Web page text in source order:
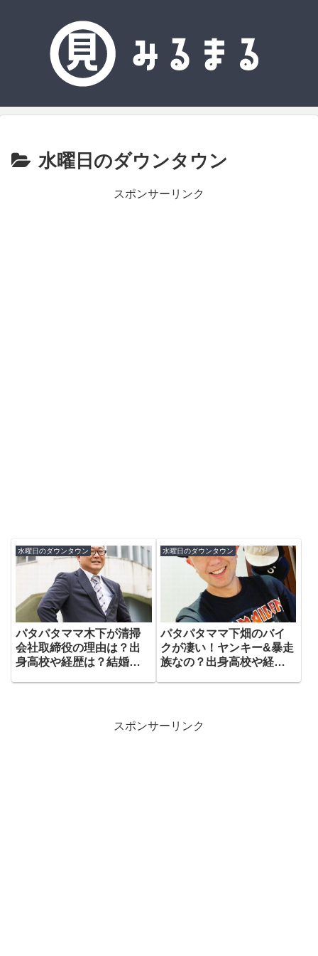
水曜日のダウンタウン
スポンサーリンク
水曜日のダウンタウン
パタパタママ木下が清掃
会社取締役の理由は？出
身高校や経歴は？結婚し
水曜日のダウンタウン
パタパタママ下畑のバイ
クが凄い！ヤンキー&暴走
族なの？出身高校や経歴
スポンサーリンク